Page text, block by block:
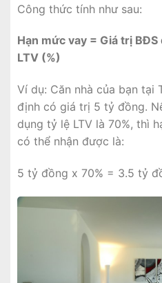
Công thức tính như sau:
Hạn mức vay = Giá trị
LTV (%)
Ví dụ: Căn nhà của bạn tại
định có giá trị 5 tỷ đồng.
dụng tỷ lệ LTV là 70%, thì
có thể nhận được là:
5 tỷ đồng x 70% = 3.5 tỷ